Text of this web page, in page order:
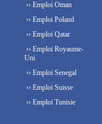
›› Emploi Oman
›› Emploi Poland
›› Emploi Qatar
›› Emploi Royaume-
Uni
›› Emploi Senegal
›› Emploi Suisse
›› Emploi Tunisie